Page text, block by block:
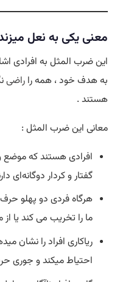
معنی یکی به نعل
این ضرب المثل به افرادی
به هدف خود ، همه را راضی
هستند .
معانی این ضرب المثل :
افرادی هستند که
گفتار و کردار دوگانه‌ای
هرگاه فردی دو پهلو حرف
ما را تخریب می کند یا
ریاکاری افراد را نشان
احتیاط میکند و جوری